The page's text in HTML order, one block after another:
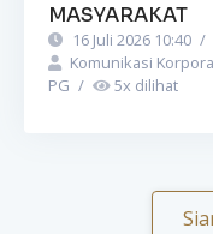
MASYARAKAT
16 Juli 2026 10:40 /
Komunikasi
PG / 5x dilihat